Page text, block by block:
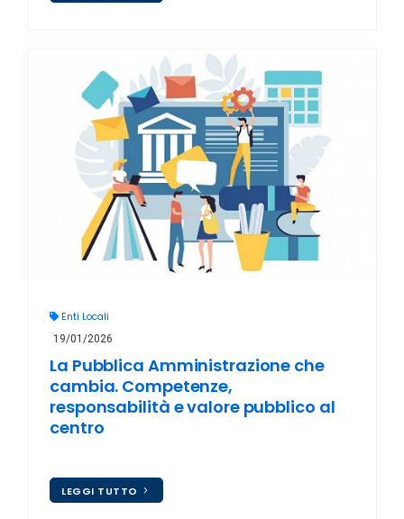
Enti Locali
19/01/2026
La Pubblica Amministrazione che
cambia. Competenze,
responsabilità e valore pubblico al
centro
LEGGI TUTTO